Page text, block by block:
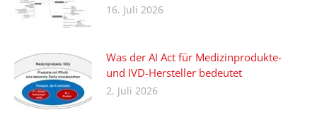
16. Juli 2026
Was der AI Act für Medizinprodukte-
und IVD-Hersteller bedeutet
2. Juli 2026